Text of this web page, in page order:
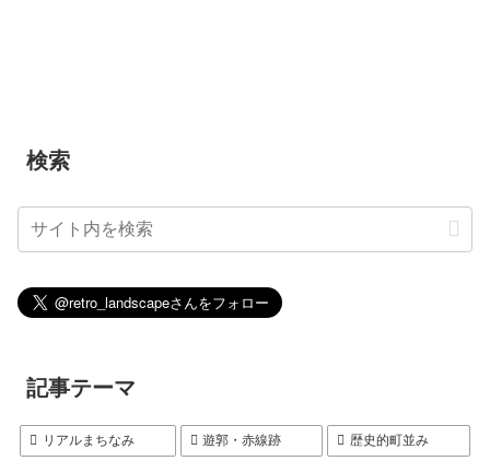
検索
記事テーマ
リアルまちなみ 遊郭・赤線跡 歴史的町並み